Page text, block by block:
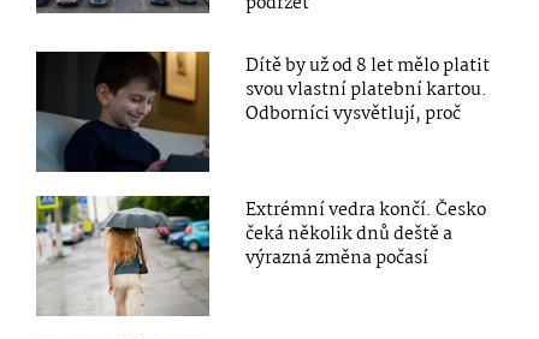
Dítě by už od 8 let mělo platit
svou vlastní platební kartou.
Odborníci vysvětlují, proč
Extrémní vedra končí. Česko
čeká několik dnů deště a
výrazná změna počasí